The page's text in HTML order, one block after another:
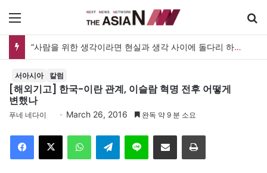
“사람을 위한 생각이라면 현실과 생각 사이에 돌다리 하나는 놓아야 하지 않을까”
서아시아 칼럼
[해외기고] 한국-이란 관계, 이슬람 혁명 전후 어떻게
변했나
푸네 네다이 March 26, 2016 완독 약 9 분 소요
Telegram 이메일